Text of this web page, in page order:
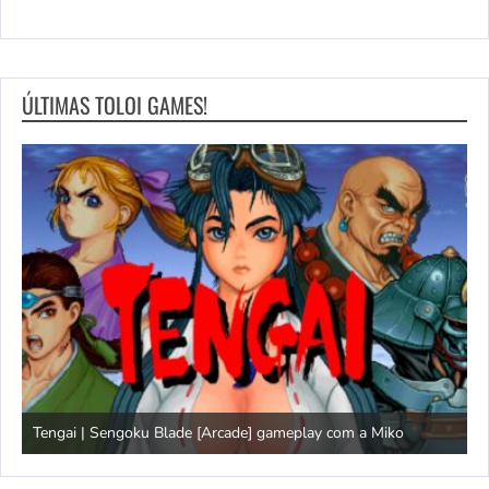
ÚLTIMAS TOLOI GAMES!
Tengai | Sengoku Blade [Arcade] gameplay com a Miko